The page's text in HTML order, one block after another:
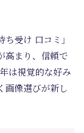
受け 口コミ」
高まり、信頼で
は視覚的な好み
画像選びが新し